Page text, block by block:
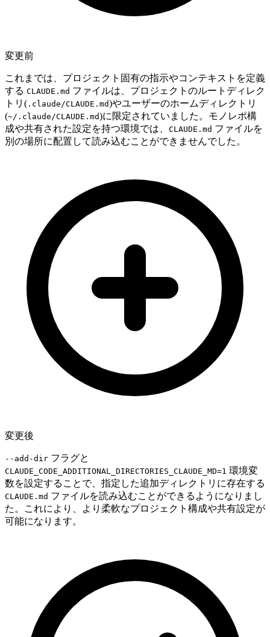
変更前
これまでは、プロジェクト固有の指示やコンテキストを定義
する CLAUDE.md ファイルは、プロジェクトのルートディレク
トリ( .claude/CLAUDE.md)やユーザーのホームディレクトリ
(~/.claude/CLAUDE.md)に限定されていました。モノレポ構
成や共有された設定を持つ環境では、 CLAUDE.md ファイルを
別の場所に配置して読み込むことができませんでした。
変更後
--add-dir フラグと
CLAUDE_CODE_ADDITIONAL_DIRECTORIES_CLAUDE_MD=1 環境変
数を設定することで、指定した追加ディレクトリに存在する
CLAUDE.md ファイルを読み込むことができるようになりまし
た。これにより、より柔軟なプロジェクト構成や共有設定が
可能になります。